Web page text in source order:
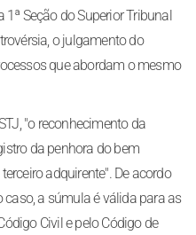
Seção do Superior Tribunal
o julgamento do
que abordam o mesmo
"o reconhecimento da
da penhora do bem
adquirente". De acordo
a súmula é válida para as
Civil e pelo Código de